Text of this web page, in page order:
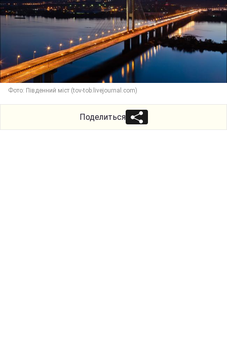
Фото: Південний міст (tov-tob.livejournal.com)
Поделиться